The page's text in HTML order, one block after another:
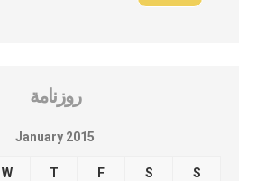
روزنامة
January 2015
W T F S S